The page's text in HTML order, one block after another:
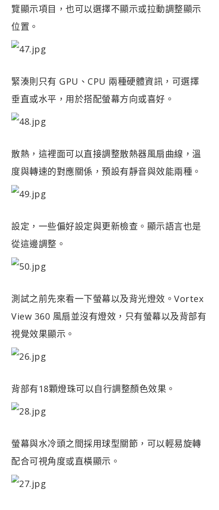
覽顯示項目，也可以選擇不顯示或拉動調整顯示
位置。
緊湊則只有 GPU、CPU 兩種硬體資訊，可選擇
垂直或水平，用於搭配螢幕方向或喜好。
散熱，這裡面可以直接調整散熱器風扇曲線，溫
度與轉速的對應關係，預設有靜音與效能兩種。
設定，一些偏好設定與更新檢查。顯示語言也是
從這邊調整。
測試之前先來看一下螢幕以及背光燈效。Vortex
View 360 風扇並沒有燈效，只有螢幕以及背部有
視覺效果顯示。
背部有18顆燈珠可以自行調整顏色效果。
螢幕與水冷頭之間採用球型關節，可以輕易旋轉
配合可視角度或直橫顯示。